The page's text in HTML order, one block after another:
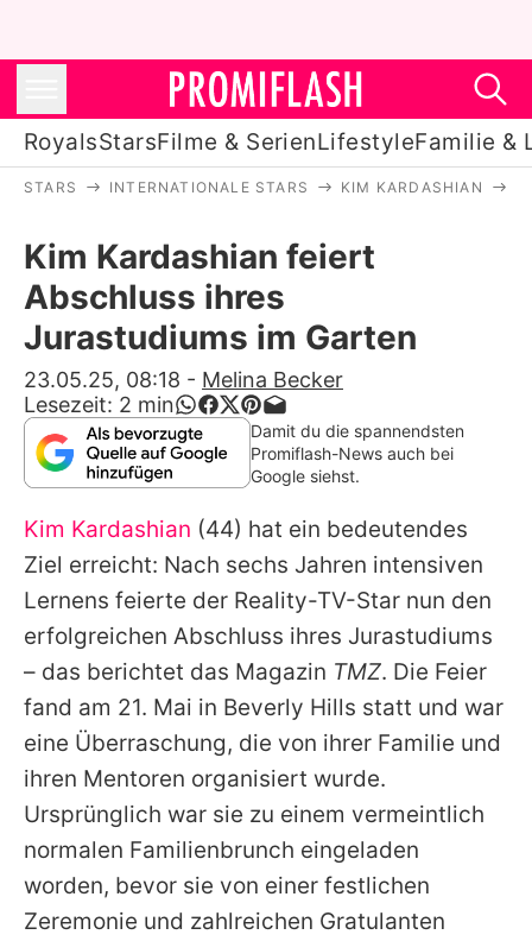
RoyalsStarsFilme & SerienLifestyleFamilie &
Stars
Filme & Serien
Lifestyle
Familie & Liebe
Promiflash Exklusiv
Alle Themen auf Promiflash
Jobs
App runterladen
Team
Redaktionelle Richtlinien
Impressum
Datenschutzerklärung
STARS INTERNATIONALE STARS KIM KARDASHIAN
Kim Kardashian feiert
Abschluss ihres
Jurastudiums im Garten
23.05.25, 08:18 - Melina Becker
Lesezeit: 2 min
Damit du die spannendsten
Promiflash-News auch bei
Google siehst.
Kim Kardashian (44) hat ein bedeutendes
Ziel erreicht: Nach sechs Jahren intensiven
Lernens feierte der Reality-TV-Star nun den
erfolgreichen Abschluss ihres Jurastudiums
– das berichtet das Magazin TMZ. Die Feier
fand am 21. Mai in Beverly Hills statt und war
eine Überraschung, die von ihrer Familie und
ihren Mentoren organisiert wurde.
Ursprünglich war sie zu einem vermeintlich
normalen Familienbrunch eingeladen
worden, bevor sie von einer festlichen
Zeremonie und zahlreichen Gratulanten